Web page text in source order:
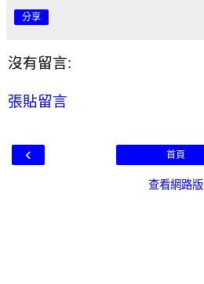
分享
沒有留言:
張貼留言
‹ 首頁
查看網路版